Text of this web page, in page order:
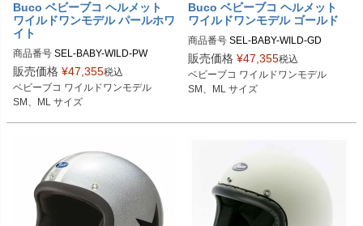
Buco ベビーブコ ヘルメット
ワイルドワンモデル パールホワ
イト
商品番号 SEL-BABY-WILD-PW
SMサイズ商品コード：0107BBCAW
O013
O014
Buco（ブコ）
販売価格 ¥47,355税込
ベビーブコ ワイルドワンモデル
SM、ML サイズ
Buco ベビーブコ ヘルメット
ワイルドワンモデル ゴールド
商品番号 SEL-BABY-WILD-GD
SMサイズ商品コード：0107BBCAW
O163
販売価格 ¥47,355税込
ベビーブコ ワイルドワンモデル
SM、ML サイズ